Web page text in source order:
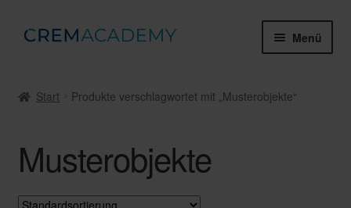
Zur
Zum
Menü
Zertifikate & Prüfungen
Mein Konto
Start Produkte verschlagwortet mit „Musterobjekte“
Musterobjekte